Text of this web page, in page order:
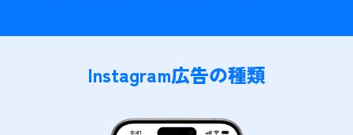
Instagram広告の種類